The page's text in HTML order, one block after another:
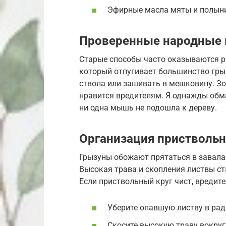
Эфирные масла мяты и
Проверенные
Старые способы часто оказываются
который отпугивает большинство
ствола или зашивать в мешковину.
нравится вредителям. Я однажды
ни одна мышь не подошла к дереву.
Организация
Грызуны обожают прятаться в
Высокая трава и скопления листвы
Если приствольный круг чист,
Уберите опавшую листву в